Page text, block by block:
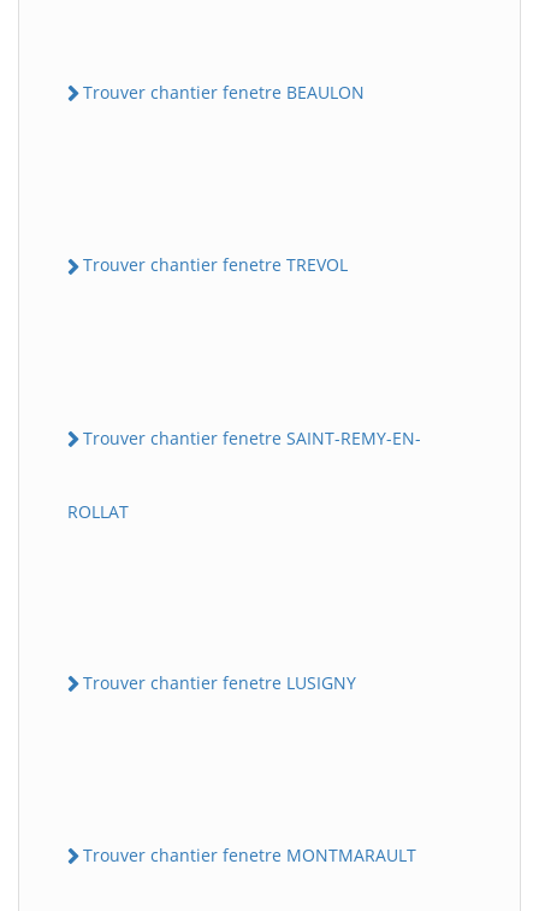
Trouver chantier fenetre BEAULON
Trouver chantier fenetre TREVOL
Trouver chantier fenetre SAINT-REMY-EN-
ROLLAT
Trouver chantier fenetre LUSIGNY
Trouver chantier fenetre MONTMARAULT